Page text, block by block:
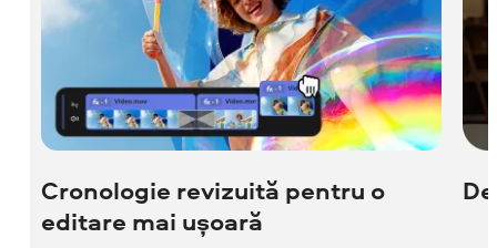
Cronologie revizuită pentru o
editare mai ușoară